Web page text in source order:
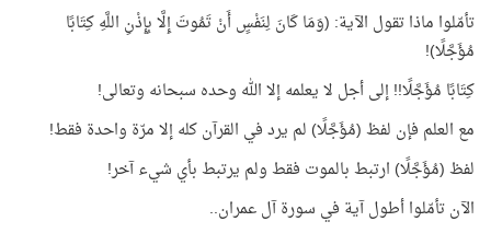
تأمّلوا ماذا تقول الآية: (وَمَا كَانَ لِنَفْسٍ أَنْ تَمُوتَ إِلَّا بِإِذْنِ اللَّهِ كِتَابًا
مُؤَجَّلًا)!
كِتَابًا مُؤَجَّلًا!! إلى أجل لا يعلمه إلا الله وحده سبحانه وتعالى!
مع العلم فإن لفظ (مُؤَجَّلًا) لم يرد في القرآن كله إلا مرّة واحدة فقط!
لفظ (مُؤَجَّلًا) ارتبط بالموت فقط ولم يرتبط بأي شيء آخر!
الآن تأمّلوا أطول آية في سورة آل عمران..